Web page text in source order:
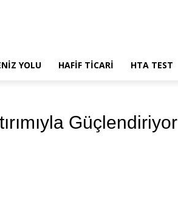
YOLU HAFİF TİCARİ HTA TEST
Güçlendiriyor